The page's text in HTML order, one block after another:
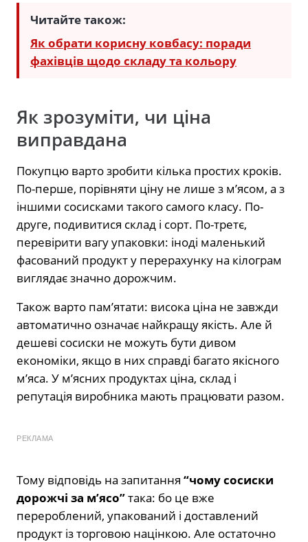
Читайте також:
Як обрати корисну ковбасу: поради
фахівців щодо складу та кольору
Як зрозуміти, чи ціна
виправдана
Покупцю варто зробити кілька простих кроків.
По-перше, порівняти ціну не лише з м’ясом, а з
іншими сосисками такого самого класу. По-
друге, подивитися склад і сорт. По-третє,
перевірити вагу упаковки: іноді маленький
фасований продукт у перерахунку на кілограм
виглядає значно дорожчим.
Також варто пам’ятати: висока ціна не завжди
автоматично означає найкращу якість. Але й
дешеві сосиски не можуть бути дивом
економіки, якщо в них справді багато якісного
м’яса. У м’ясних продуктах ціна, склад і
репутація виробника мають працювати разом.
РЕКЛАМА
Тому відповідь на запитання “чому сосиски
дорожчі за м’ясо”така: бо це вже
перероблений, упакований і доставлений
продукт із торговою націнкою. Але остаточно